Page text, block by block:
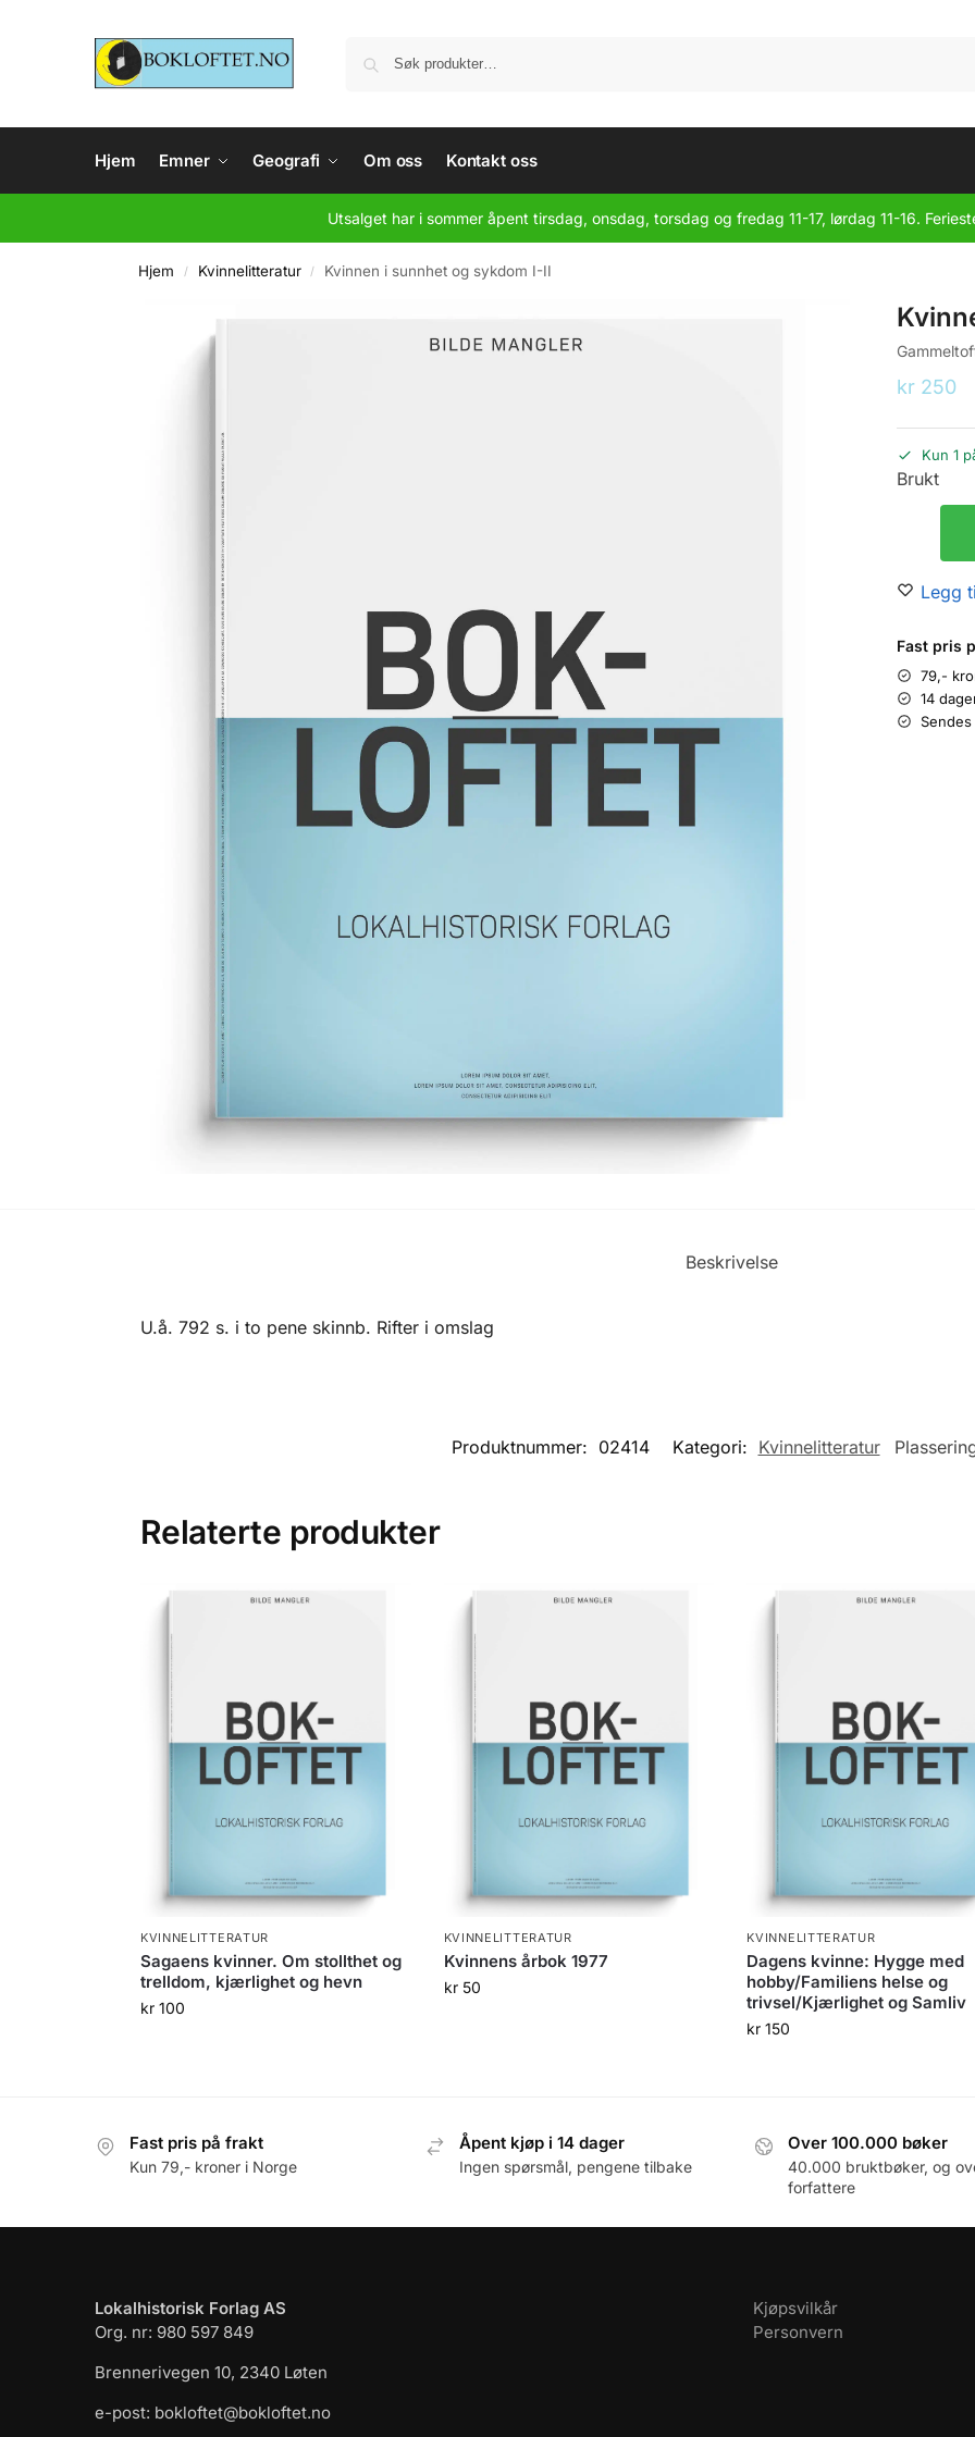
Hjem Emner Geografi Om oss Kontakt oss
Utsalget har i sommer åpent tirsdag, onsdag, torsdag og fredag 11-17, lørdag 11-16.
Hjem / Kvinnelitteratur / Kvinnen i sunnhet og sykdom I-II
kr 250
Kun 1
Brukt
Legg
Fast pris
79,-
14
Beskrivelse
U.å. 792 s. i to pene skinnb. Rifter i omslag
Produktnummer: 02414 Kategori: Kvinnelitteratur
Relaterte produkter
KVINNELITTERATUR
Sagaens kvinner. Om stollthet og
trelldom, kjærlighet og hevn
kr100
KVINNELITTERATUR
Kvinnens årbok 1977
kr50
KVINNELITTERATUR
Dagens kvinne: Hygge med
hobby/Familiens helse og
trivsel/Kjærlighet og Samliv
kr 150
Fast pris på frakt
Kun 79,- kroner i Norge
Åpent kjøp i 14 dager
Ingen spørsmål, pengene tilbake
Over 100.000 bøker
40.000 bruktbøker, og
forfattere
Lokalhistorisk Forlag AS
Org. nr: 980 597 849
Brennerivegen 10, 2340 Løten
e-post: bokloftet@bokloftet.no
Kjøpsvilkår
Personvern